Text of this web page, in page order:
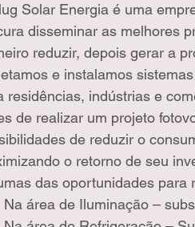
Solar Energia é uma
disseminar as melhores
reduzir, depois gerar a
e instalamos
residências, indústrias e
de realizar um projeto
de reduzir o
o retorno de seu
das oportunidades para
Na área de Iluminação –